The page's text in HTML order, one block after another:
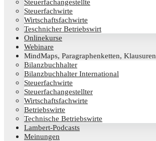
Steu­er­fach­an­ge­stell­te
Steu­er­fach­wir­te
Wirt­schafts­fach­wir­te
Teschni­cher Betriebswirt
Online­kur­se
Web­i­na­re
Mind­Maps, Para­gra­phen­ket­ten, Klausuren
Bilanz­buch­hal­ter
Bilanz­buch­hal­ter International
Steu­er­fach­wir­te
Steu­er­fach­an­ge­stell­ter
Wirt­schafts­fach­wir­te
Betriebs­wir­te
Tech­ni­sche Betriebswirte
Lam­­bert-Pod­­casts
Mei­nun­gen